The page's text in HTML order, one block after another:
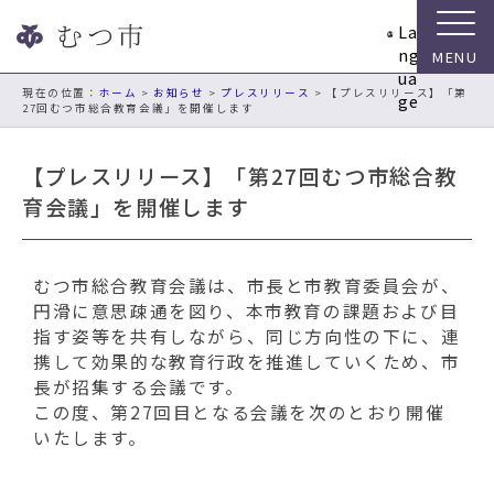
ビ
La
ng
ua
ge
現在の位置： ホーム > お知らせ > プレスリリース > 【プレスリリース】「第
27回むつ市総合教育会議」を開催します
【プレスリリース】「第27回むつ市総合教
育会議」を開催します
むつ市総合教育会議は、市長と市教育委員会が、
円滑に意思疎通を図り、本市教育の課題および目
指す姿等を共有しながら、同じ方向性の下に、連
携して効果的な教育行政を推進していくため、市
長が招集する会議です。
この度、第27回目となる会議を次のとおり開催
いたします。